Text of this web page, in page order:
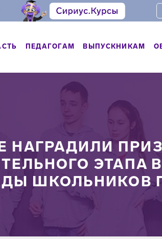
ПЕДАГОГАМ ВЫПУСКНИКАМ
НАГРАДИЛИ
ЭТАПА
ШКОЛЬНИКОВ